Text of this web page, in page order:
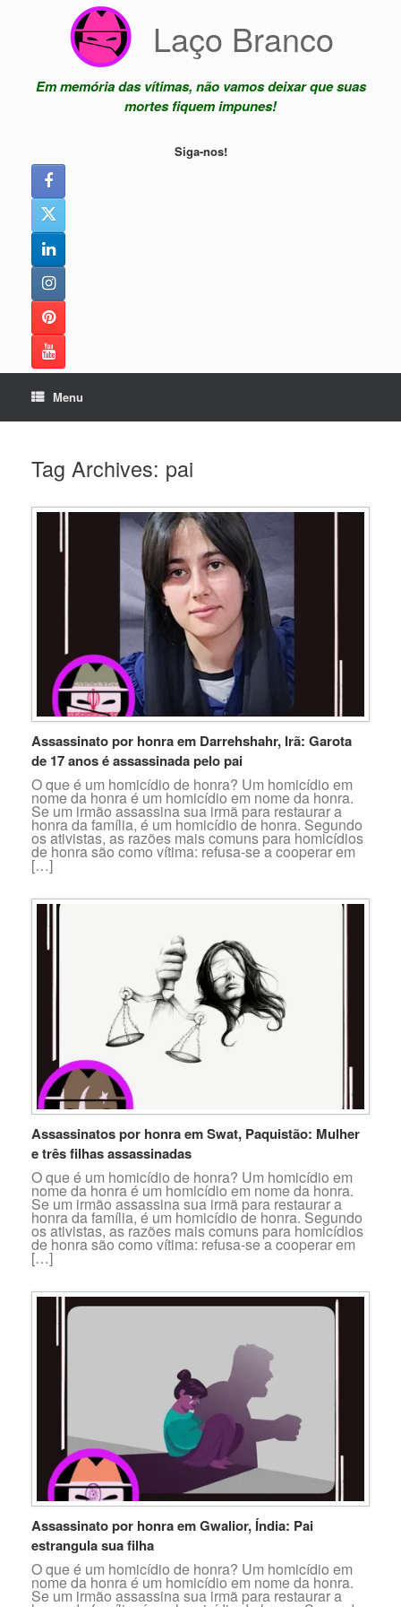
Laço Branco
Em memória das vítimas, não vamos deixar que suas
mortes fiquem impunes!
Siga-nos!
Menu
Tag Archives: pai
Assassinato por honra em Darrehshahr, Irã: Garota
de 17 anos é assassinada pelo pai
O que é um homicídio de honra? Um homicídio em
nome da honra é um homicídio em nome da honra.
Se um irmão assassina sua irmã para restaurar a
honra da família, é um homicídio de honra. Segundo
os ativistas, as razões mais comuns para homicídios
de honra são como vítima: refusa-se a cooperar em
[…]
Assassinatos por honra em Swat, Paquistão: Mulher
e três filhas assassinadas
O que é um homicídio de honra? Um homicídio em
nome da honra é um homicídio em nome da honra.
Se um irmão assassina sua irmã para restaurar a
honra da família, é um homicídio de honra. Segundo
os ativistas, as razões mais comuns para homicídios
de honra são como vítima: refusa-se a cooperar em
[…]
Assassinato por honra em Gwalior, Índia: Pai
estrangula sua filha
O que é um homicídio de honra? Um homicídio em
nome da honra é um homicídio em nome da honra.
Se um irmão assassina sua irmã para restaurar a